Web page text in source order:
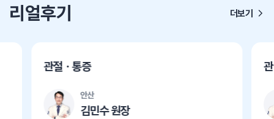
리얼후기 더보기
관절ㆍ통증
안산
김민수 원장